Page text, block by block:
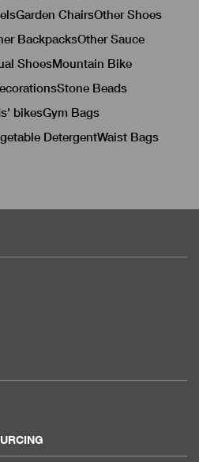
Garden ChairsOther Shoes
BackpacksOther Sauce
ShoesMountain Bike
Stone Beads
bikesGym Bags
DetergentWaist Bags